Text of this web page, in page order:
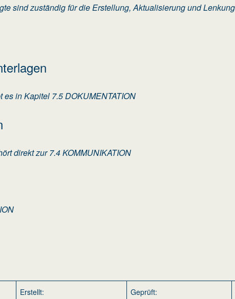
sind zuständig für die Erstellung, Aktualisierung und
es in Kapitel 7.5 DOKUMENTATION
direkt zur 7.4 KOMMUNIKATION
Erstellt: Geprüft: